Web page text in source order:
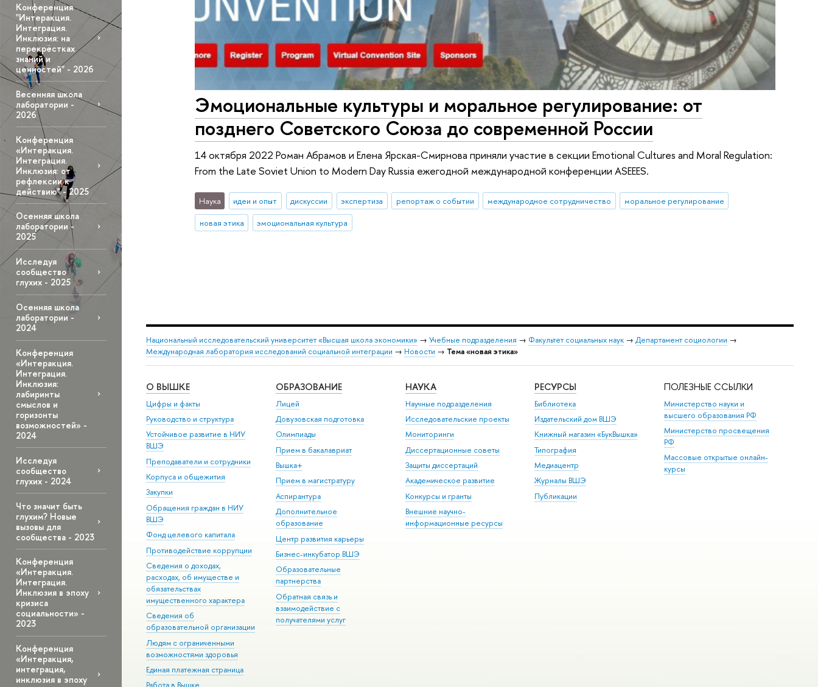
Конференция
"Интеракция.
Интеграция.
Инклюзия: на
перекрёстках
знаний и
ценностей" - 2026
Весенняя школа
лаборатории -
2026
Конференция
«Интеракция.
Интеграция.
Инклюзия: от
рефлексии к
действию" - 2025
Осенняя школа
лаборатории -
2025
Исследуя
сообщество
глухих - 2025
Осенняя школа
лаборатории -
2024
Конференция
«Интеракция.
Интеграция.
Инклюзия:
лабиринты
смыслов и
горизонты
возможностей» -
2024
Исследуя
сообщество
глухих - 2024
Что значит быть
глухим? Новые
вызовы для
сообщества - 2023
Конференция
«Интеракция.
Интеграция.
Инклюзия в эпоху
кризиса
социальности» -
2023
Конференция
«Интеракция,
интеграция,
инклюзия в эпоху
Эмоциональные культуры и моральное регулирование: от
позднего Советского Союза до современной России
14 октября 2022 Роман Абрамов и Елена Ярская-Смирнова приняли участие в секции Emotional Cultures and Moral Regulation:
From the Late Soviet Union to Modern Day Russia ежегодной международной конференции ASEEES.
Наука идеи и опыт дискуссии экспертиза репортаж о событии международное сотрудничество
моральное регулирование
новая этика
эмоциональная культура
Национальный исследовательский университет «Высшая школа экономики» → Учебные подразделения → Факультет социальных наук → Департамент социологии →
Международная лаборатория исследований социальной интеграции → Новости → Тема «новая этика»
О ВЫШКЕ
Цифры и факты
Руководство и структура
Устойчивое развитие в НИУ
ВШЭ
Преподаватели и сотрудники
Корпуса и общежития
Закупки
Обращения граждан в НИУ
ВШЭ
Фонд целевого капитала
Противодействие коррупции
Сведения о доходах,
расходах, об имуществе и
обязательствах
имущественного характера
Сведения об
образовательной организации
Людям с ограниченными
возможностями здоровья
Единая платежная страница
ОБРАЗОВАНИЕ
Лицей
Довузовская подготовка
Олимпиады
Прием в бакалавриат
Вышка+
Прием в магистратуру
Аспирантура
Дополнительное
образование
Центр развития карьеры
Бизнес-инкубатор ВШЭ
Образовательные
партнерства
Обратная связь и
взаимодействие с
получателями услуг
НАУКА
Научные подразделения
Исследовательские проекты
Мониторинги
Диссертационные советы
Защиты диссертаций
Академическое развитие
Конкурсы и гранты
Внешние научно-
информационные ресурсы
РЕСУРСЫ
Библиотека
Издательский дом ВШЭ
Книжный магазин «БукВышка»
Типография
Медиацентр
Журналы ВШЭ
Публикации
ПОЛЕЗНЫЕ ССЫЛКИ
Министерство науки и
высшего образования РФ
Министерство просвещения
РФ
Массовые открытые онлайн-
курсы